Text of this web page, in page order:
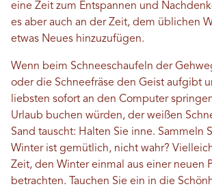
eine Zeit zum Entspannen und
es aber auch an der Zeit, dem üblichen
etwas Neues hinzuzufügen.
Wenn beim Schneeschaufeln der
oder die Schneefräse den Geist aufgibt
liebsten sofort an den Computer
Urlaub buchen würden, der weißen
Sand tauscht: Halten Sie inne. Sammeln
Winter ist gemütlich, nicht wahr?
Zeit, den Winter einmal aus einer neuen
betrachten. Tauchen Sie ein in die